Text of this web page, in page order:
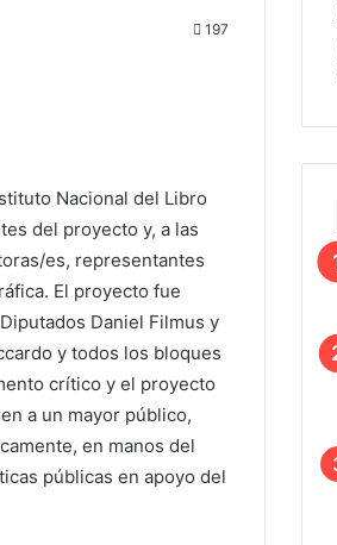
197
Nacional del Libro
del proyecto y, a las
es, representantes
El proyecto fue
Daniel Filmus y
y todos los bloques
crítico y el proyecto
a un mayor público,
en manos del
públicas en apoyo del